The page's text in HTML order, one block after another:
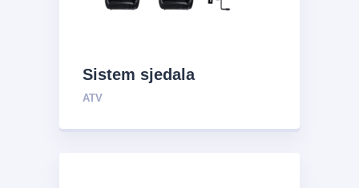
Sistem sjedala
ATV